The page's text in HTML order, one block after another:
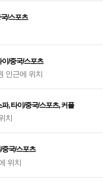
/스포츠
이/중국/스포츠
인근에 위치
, 타이/중국/스포츠, 커플
치
중국/스포츠
위치